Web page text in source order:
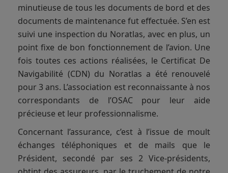
minutieuse de tous les documents de bord et des
documents de maintenance fut effectuée. S’en est
suivi une inspection du Noratlas, avec en plus, un
point fixe de bon fonctionnement de l’avion. Une
fois toutes ces actions réalisées, le Certificat De
Navigabilité (CDN) du Noratlas a été renouvelé
pour 3 ans. L’association est reconnaissante à nos
correspondants de l’OSAC pour leur aide
précieuse et leur professionnalisme.
Concernant l’assurance, c’est à l’issue de moult
échanges téléphoniques et de mails que le
Président, secondé par ses 2 Vice-présidents,